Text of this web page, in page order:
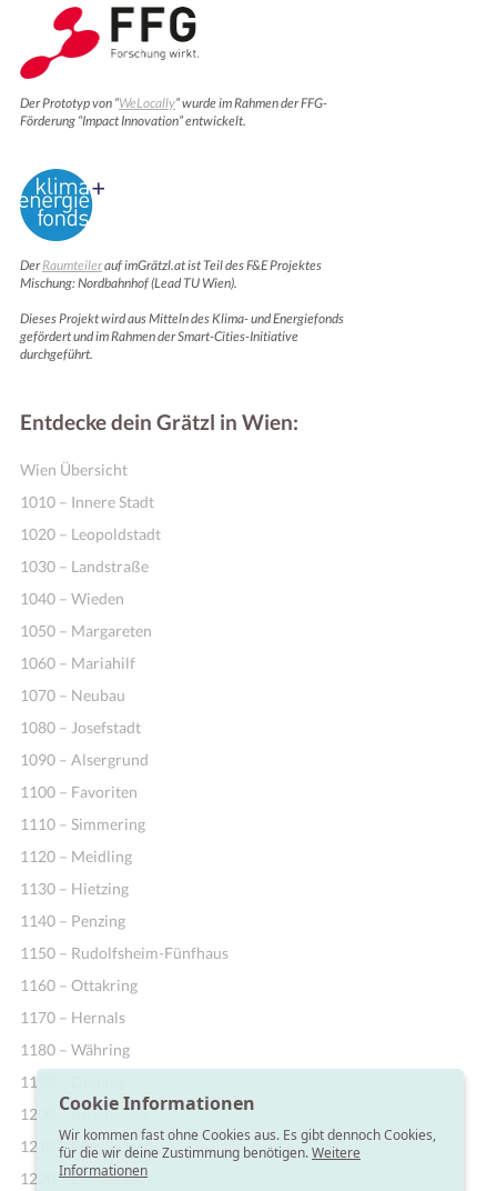
Der Prototyp von “WeLocally” wurde im Rahmen der FFG-
Förderung “Impact Innovation” entwickelt.
DerRaumteilerauf imGrätzl.at ist Teil des F&E Projektes
Mischung: Nordbahnhof (Lead TU Wien).
Dieses Projekt wird aus Mitteln des Klima- und Energiefonds
gefördert und im Rahmen der Smart-Cities-Initiative
durchgeführt.
Entdecke dein Grätzl in Wien:
Wien Übersicht
1010 – Innere Stadt
1020 – Leopoldstadt
1030 – Landstraße
1040 – Wieden
1050 – Margareten
1060 – Mariahilf
1070 – Neubau
1080 – Josefstadt
1090 – Alsergrund
1100 – Favoriten
1110 – Simmering
1120 – Meidling
1130 – Hietzing
1140 – Penzing
1150 – Rudolfsheim-Fünfhaus
1160 – Ottakring
1170 – Hernals
1180 – Währing
1190 – Döbling
1200 – Brigittenau
1210 – Floridsdorf
1220 – Donaustadt
Cookie Informationen
Wir kommen fast ohne Cookies aus. Es gibt dennoch Cookies,
für die wir deine Zustimmung benötigen.Weitere
Informationen